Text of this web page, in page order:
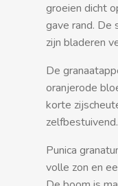
groeien dicht
gave rand. De
zijn bladeren
De
oranjerode
korte
Punica
volle zon en